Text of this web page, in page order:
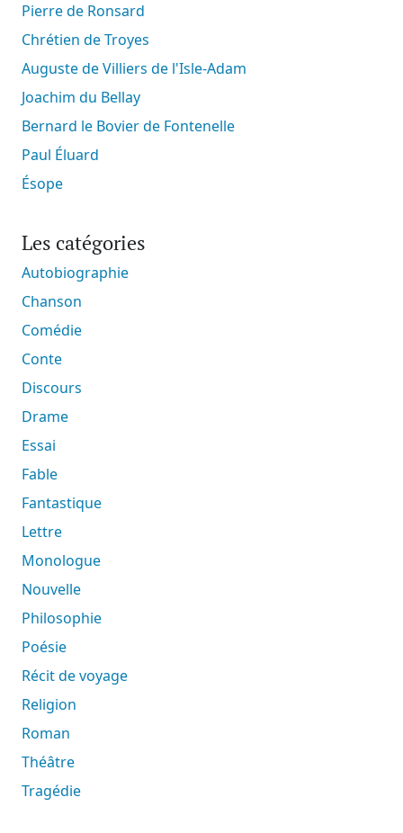
Pierre de Ronsard
Chrétien de Troyes
Auguste de Villiers de l'Isle-Adam
Joachim du Bellay
Bernard le Bovier de Fontenelle
Paul Éluard
Ésope
Les catégories
Autobiographie
Chanson
Comédie
Conte
Discours
Drame
Essai
Fable
Fantastique
Lettre
Monologue
Nouvelle
Philosophie
Poésie
Récit de voyage
Religion
Roman
Théâtre
Tragédie